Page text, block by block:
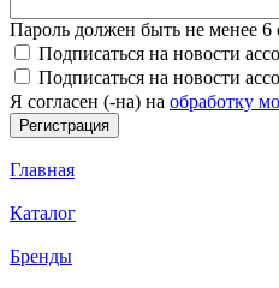
Пароль должен быть не менее 6
Подписаться на новости
Подписаться на новости
Я согласен (-на) на обработку
Главная
Каталог
Бренды